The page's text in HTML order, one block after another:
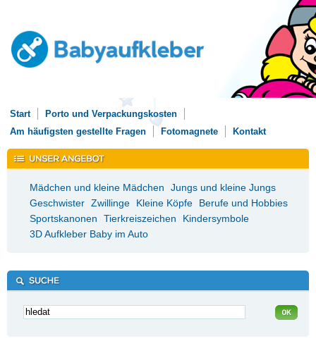
Start
Porto und Verpackungskosten
Am häufigsten gestellte Fragen
Fotomagnete Kontakt
Mädchen und kleine Mädchen
Jungs und kleine Jungs
Geschwister Zwillinge Kleine Köpfe
Berufe und Hobbies
Sportskanonen
Tierkreiszeichen
Kindersymbole
3D Aufkleber Baby im Auto